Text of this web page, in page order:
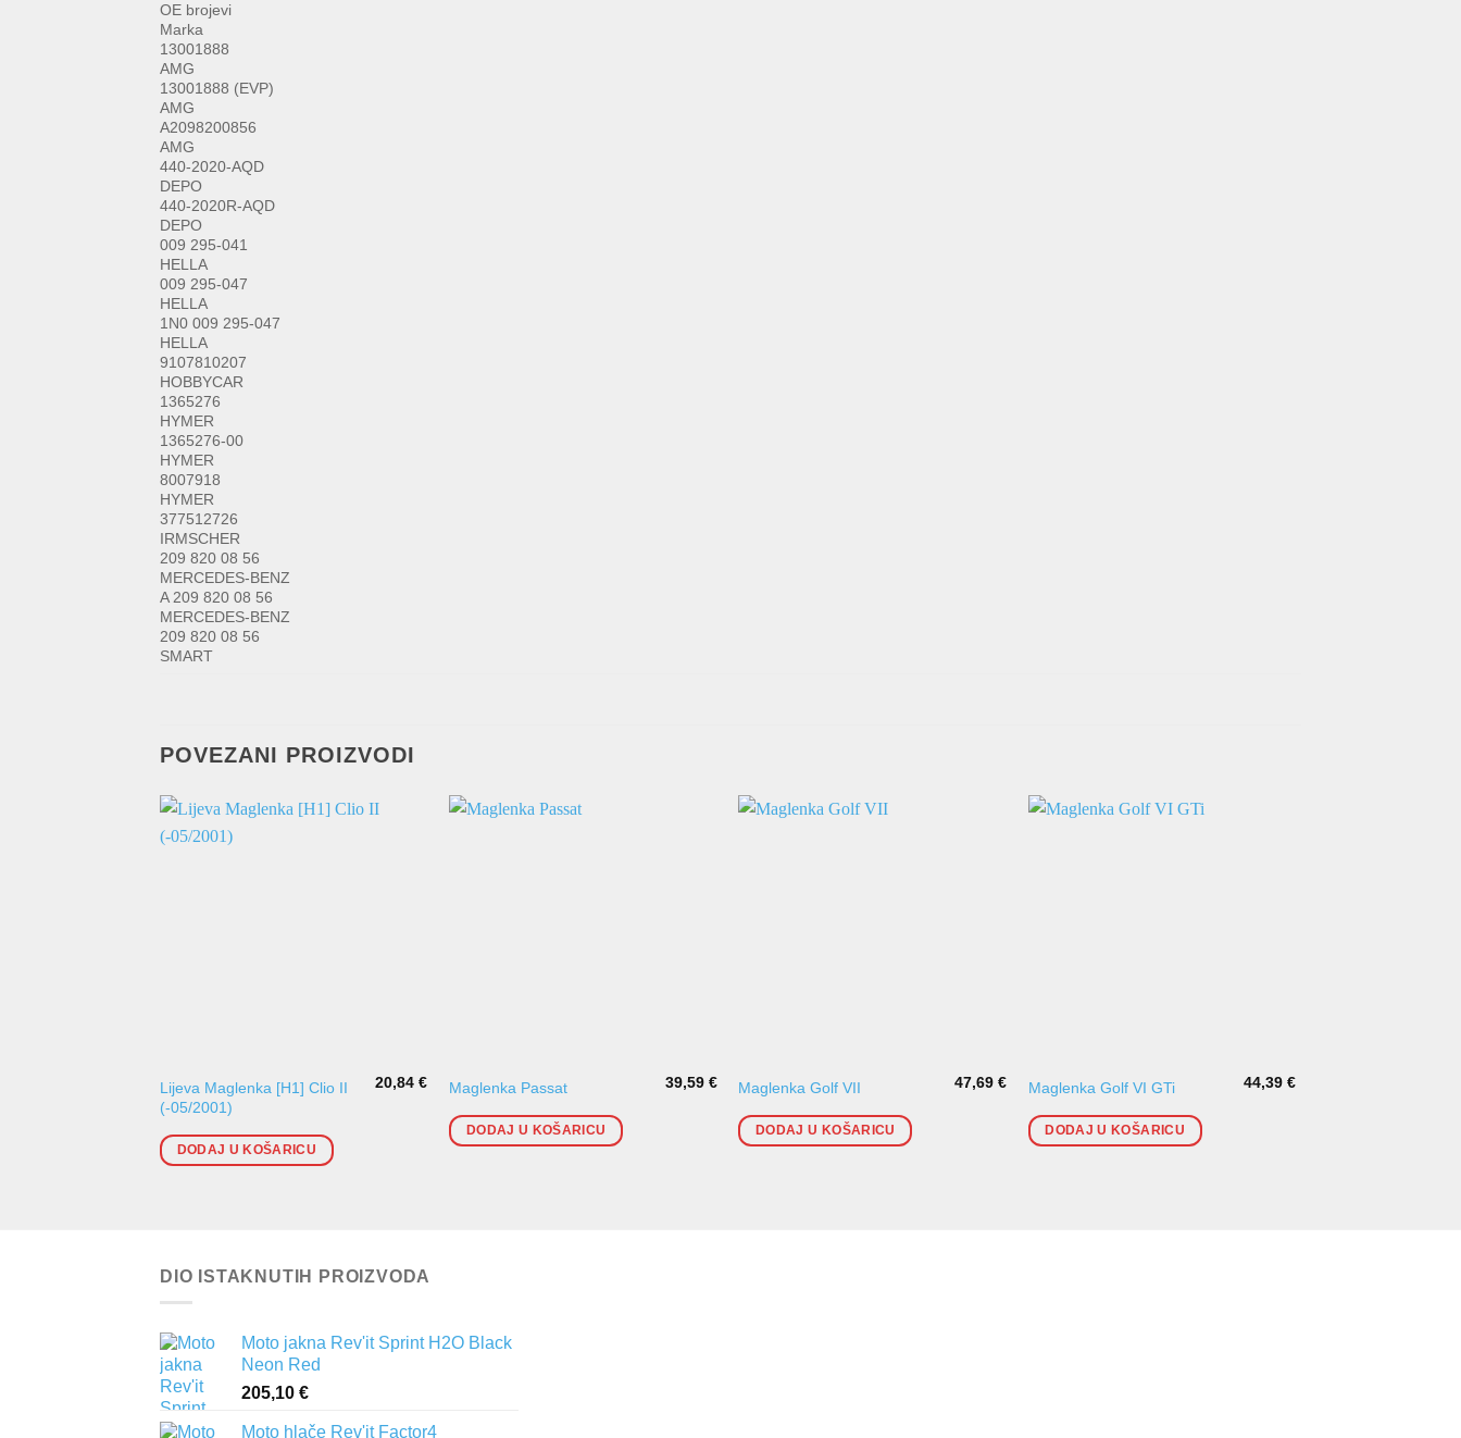
OE brojevi
Marka
13001888
AMG
13001888 (EVP)
AMG
A2098200856
AMG
440-2020-AQD
DEPO
440-2020R-AQD
DEPO
009 295-041
HELLA
009 295-047
HELLA
1N0 009 295-047
HELLA
9107810207
HOBBYCAR
1365276
HYMER
1365276-00
HYMER
8007918
HYMER
377512726
IRMSCHER
209 820 08 56
MERCEDES-BENZ
A 209 820 08 56
MERCEDES-BENZ
209 820 08 56
SMART
POVEZANI PROIZVODI
Lijeva Maglenka [H1] Clio II
(-05/2001)
20,84€
DODAJ U KOŠARICU
Maglenka Passat 39,59 €
DODAJ U KOŠARICU
Maglenka Golf VII 47,69 €
DODAJ U KOŠARICU
Maglenka Golf VI GTi 44,39€
DODAJ U KOŠARICU
DIO ISTAKNUTIH PROIZVODA
Moto jakna Rev'it Sprint H2O Black
Neon Red
205,10 €
Moto hlače Rev'it Factor4